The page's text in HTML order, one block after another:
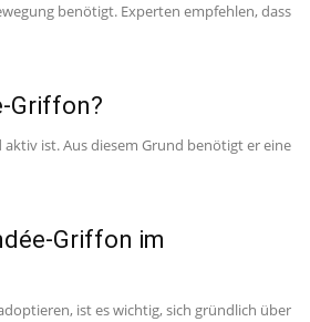
Hundeernährung,
und
benötigt. Experten empfehlen, dass
Griffon?
ist. Aus diesem Grund benötigt er eine
Griffon im
ist es wichtig, sich gründlich über